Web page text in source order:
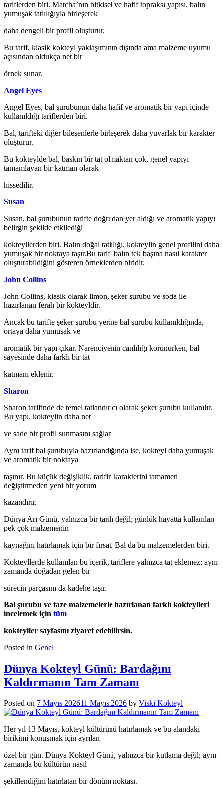
tariflerden biri. Matcha’nın bitkisel ve hafif topraksı yapısı, balın
yumuşak tatlılığıyla birleşerek
daha dengeli bir profil oluşturur.
Bu tarif, klasik kokteyl yaklaşımının dışında ama malzeme uyumu
açısından oldukça net bir
örnek sunar.
Angel Eyes
Angel Eyes, bal şurubunun daha hafif ve aromatik bir yapı içinde
kullanıldığı tariflerden biri.
Bal, tarifteki diğer bileşenlerle birleşerek daha yuvarlak bir karakter
oluşturur.
Bu kokteylde bal, baskın bir tat olmaktan çok, genel yapıyı
tamamlayan bir katman olarak
hissedilir.
Susan
Susan, bal şurubunun tarifte doğrudan yer aldığı ve aromatik yapıyı
belirgin şekilde etkilediği
kokteyllerden biri. Balın doğal tatlılığı, kokteylin genel profilini daha
yumuşak bir noktaya taşır.Bu tarif, balın tek başına nasıl karakter
oluşturabildiğini gösteren örneklerden biridir.
John Collins
John Collins, klasik olarak limon, şeker şurubu ve soda ile
hazırlanan ferah bir kokteyldir.
Ancak bu tarifte şeker şurubu yerine bal şurubu kullanıldığında,
ortaya daha yumuşak ve
aromatik bir yapı çıkar. Narenciyenin canlılığı korunurken, bal
sayesinde daha farklı bir tat
katmanı eklenir.
Sharon
Sharon tarifinde de temel tatlandırıcı olarak şeker şurubu kullanılır.
Bu yapı, kokteylin daha net
ve sade bir profil sunmasını sağlar.
Aynı tarif bal şurubuyla hazırlandığında ise, kokteyl daha yumuşak
ve aromatik bir noktaya
taşınır. Bu küçük değişiklik, tarifin karakterini tamamen
değiştirmeden yeni bir yorum
kazandırır.
Dünya Arı Günü, yalnızca bir tarih değil; günlük hayatta kullanılan
pek çok malzemenin
kaynağını hatırlamak için bir fırsat. Bal da bu malzemelerden biri.
Kokteyllerde kullanılan bu içerik, tariflere yalnızca tat eklemez; aynı
zamanda doğadan gelen bir
sürecin parçasını da kadehe taşır.
Bal şurubu ve taze malzemelerle hazırlanan farklı kokteylleri
incelemek için tüm
kokteyller sayfasını ziyaret edebilirsin.
Posted in Genel
Dünya Kokteyl Günü: Bardağını
Kaldırmanın Tam Zamanı
Posted on 7 Mayıs 202611 Mayıs 2026 by Viski Kokteyl
Her yıl 13 Mayıs, kokteyl kültürünü hatırlamak ve bu alandaki
birikimi konuşmak için ayrılan
özel bir gün. Dünya Kokteyl Günü, yalnızca bir kutlama değil; aynı
zamanda bu kültürün nasıl
şekillendiğini hatırlatan bir dönüm noktası.